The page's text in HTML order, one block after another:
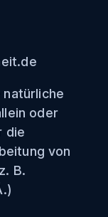
oder
die
von
B.